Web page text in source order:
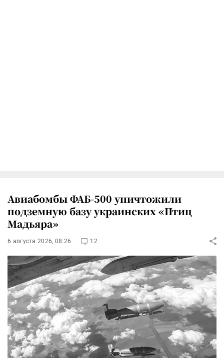
Авиабомбы ФАБ-500 уничтожили
подземную базу украинских «Птиц
Мадьяра»
6 августа 2026, 08:26 12